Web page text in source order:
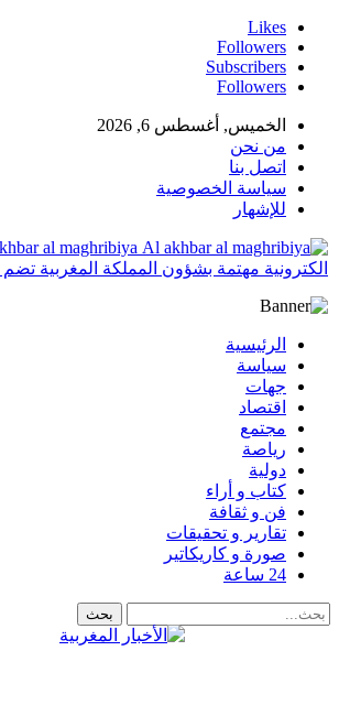
Likes
Followers
Subscribers
Followers
الخميس, أغسطس 6, 2026
من نحن
اتصل بنا
سياسة الخصوصية
للإشهار
الكترونية مهتمة بشؤون المملكة المغربية
الرئيسية
سياسة
جهات
اقتصاد
مجتمع
رياصة
دولية
كتاب و أراء
فن و ثقافة
تقارير و تحقيقات
صورة و كاريكاتير
24 ساعة